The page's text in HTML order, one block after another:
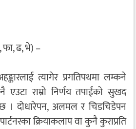
फा, ढ, भे) –
त्यागेर प्रगतिपथमा लम्कने
राम्रो निर्णय तपाईंको सुखद
। दोधारेपन, अलमल र चिडचिडेपन
क्रियाकलाप वा कुनै कुराप्रति